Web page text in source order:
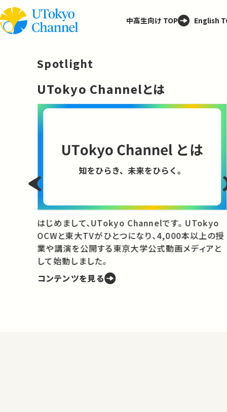
中高生向け TOP English
Spotlight
UTokyo Channelとは
はじめまして、UTokyo Channelです。 UTokyo
OCWと東大TVがひとつになり、4,000本以上の授
業や講演を公開する東京大学公式動画メディアと
して始動しました。
コンテンツを見る